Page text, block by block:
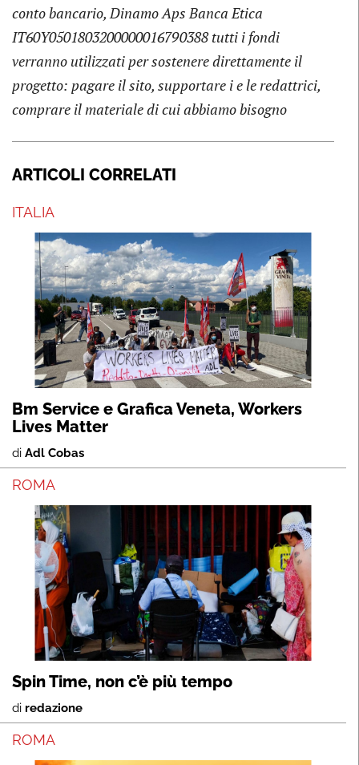
conto bancario, Dinamo Aps Banca Etica
IT60Y0501803200000016790388 tutti i fondi
verranno utilizzati per sostenere direttamente il
progetto: pagare il sito, supportare i e le redattrici,
comprare il materiale di cui abbiamo bisogno
ARTICOLI CORRELATI
ITALIA
Bm Service e Grafica Veneta, Workers
Lives Matter
di Adl Cobas
ROMA
Spin Time, non c’è più tempo
di redazione
ROMA